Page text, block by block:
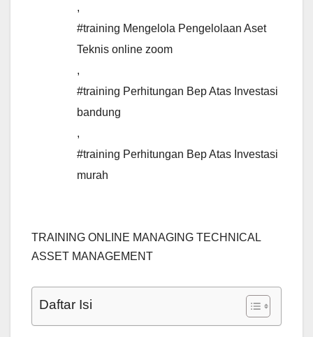
,
#training Mengelola Pengelolaan Aset
Teknis online zoom
,
#training Perhitungan Bep Atas Investasi
bandung
,
#training Perhitungan Bep Atas Investasi
murah
TRAINING ONLINE MANAGING TECHNICAL
ASSET MANAGEMENT
Daftar Isi